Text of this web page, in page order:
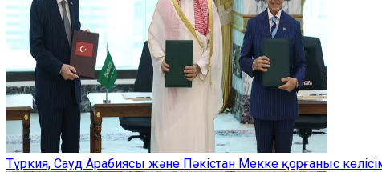
Түркия, Сауд Арабиясы және Пәкістан Мекке қорғаныс